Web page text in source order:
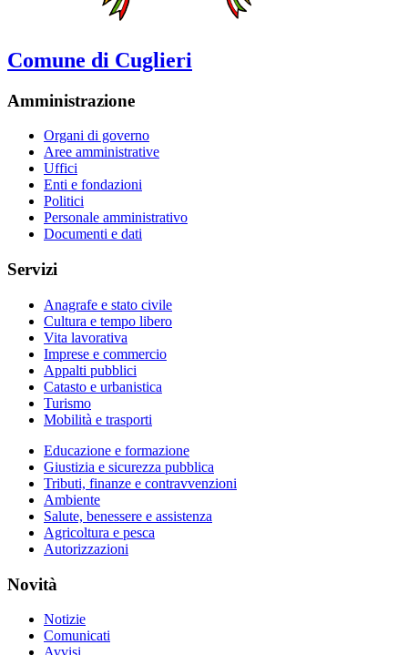
Comune di Cuglieri
Amministrazione
Organi di governo
Aree amministrative
Uffici
Enti e fondazioni
Politici
Personale amministrativo
Documenti e dati
Servizi
Anagrafe e stato civile
Cultura e tempo libero
Vita lavorativa
Imprese e commercio
Appalti pubblici
Catasto e urbanistica
Turismo
Mobilità e trasporti
Educazione e formazione
Giustizia e sicurezza pubblica
Tributi, finanze e contravvenzioni
Ambiente
Salute, benessere e assistenza
Agricoltura e pesca
Autorizzazioni
Novità
Notizie
Comunicati